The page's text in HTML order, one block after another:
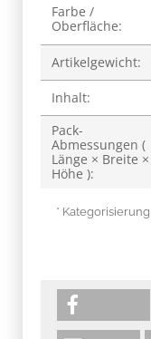
Wert
Farbe /
Oberfläche:
Artikelgewicht:
Inhalt:
Pack-
Abmessungen (
Länge × Breite ×
Höhe ):
*